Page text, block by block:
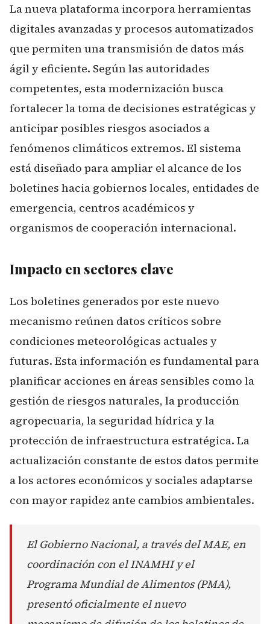
La nueva plataforma incorpora herramientas
digitales avanzadas y procesos automatizados
que permiten una transmisión de datos más
ágil y eficiente. Según las autoridades
competentes, esta modernización busca
fortalecer la toma de decisiones estratégicas y
anticipar posibles riesgos asociados a
fenómenos climáticos extremos. El sistema
está diseñado para ampliar el alcance de los
boletines hacia gobiernos locales, entidades de
emergencia, centros académicos y
organismos de cooperación internacional.
Impacto en sectores clave
Los boletines generados por este nuevo
mecanismo reúnen datos críticos sobre
condiciones meteorológicas actuales y
futuras. Esta información es fundamental para
planificar acciones en áreas sensibles como la
gestión de riesgos naturales, la producción
agropecuaria, la seguridad hídrica y la
protección de infraestructura estratégica. La
actualización constante de estos datos permite
a los actores económicos y sociales adaptarse
con mayor rapidez ante cambios ambientales.
El Gobierno Nacional, a través del MAE, en
coordinación con el INAMHI y el
Programa Mundial de Alimentos (PMA),
presentó oficialmente el nuevo